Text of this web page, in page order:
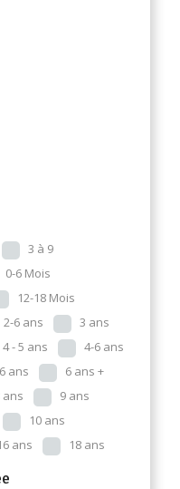
3 à 9
0-6 Mois
12-18 Mois
2-6 ans
3 ans
4 - 5 ans
4-6 ans
6 ans
6 ans +
ans
9 ans
10 ans
ans 18 ans